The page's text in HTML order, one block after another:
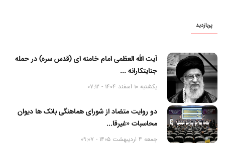
پربازدید
آیت الله العظمی امام خامنه ای (قدس سره) در حمله
جنایتکارانه ...
یکشنبه 10 اسفند 1404 - 07:12
دو روایت متضاد از شورای هماهنگی بانک ها دیوان
محاسبات «غیرقا...
جمعه 4 اردیبهشت 1405 - 09:07